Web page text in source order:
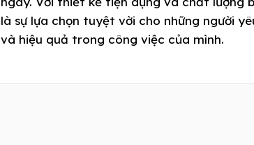
là sự lựa chọn tuyệt vời cho những người
và hiệu quả trong công việc của mình.